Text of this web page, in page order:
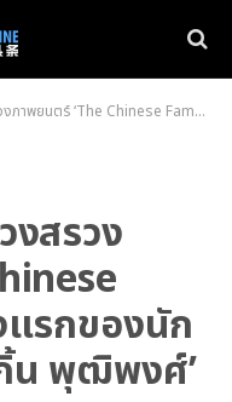
Family’ หนังเรื่องแรกของนักแสดงสุดฮอต ‘บิวกิ้น พุฒิพงศ์’
งสรวง
แรกของนัก
น พุฒิพงศ์’